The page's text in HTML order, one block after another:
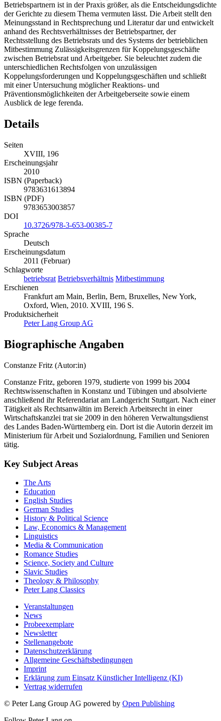
Die Bedeutung von Koppelungsgeschäften zwischen den
Betriebspartnern ist in der Praxis größer, als die Entscheidungsdichte
der Gerichte zu diesem Thema vermuten lässt. Die Arbeit stellt den
Meinungsstand in Rechtsprechung und Literatur dar und entwickelt
anhand des Rechtsverhältnisses der Betriebspartner, der
Rechtsstellung des Betriebsrats und des Systems der betrieblichen
Mitbestimmung Zulässigkeitsgrenzen für Koppelungsgeschäfte
zwischen Betriebsrat und Arbeitgeber. Sie beleuchtet zudem die
unterschiedlichen Rechtsfolgen von unzulässigen
Koppelungsforderungen und Koppelungsgeschäften und schließt
mit einer Untersuchung möglicher Reaktions- und
Präventionsmöglichkeiten der Arbeitgeberseite sowie einem
XVIII, 196
Erscheinungsjahr
2010
ISBN (Paperback)
9783631613894
ISBN (PDF)
10.3726/978-3-653-00385-7
Sprache
Deutsch
Erscheinungsdatum
2011 (Februar)
Schlagworte
betriebsrat
Erschienen
Frankfurt am Main, Berlin, Bern, Bruxelles, New York,
Oxford, Wien, 2010. XVIII, 196 S.
Produktsicherheit
Biographische Angaben
Constanze Fritz, geboren 1979, studierte von 1999 bis 2004
Rechtswissenschaften in Konstanz und Tübingen und absolvierte
anschließend ihr Referendariat am Landgericht Stuttgart. Nach einer
Tätigkeit als Rechtsanwältin im Bereich Arbeitsrecht in einer
Wirtschaftskanzlei trat sie 2009 in den höheren Verwaltungsdienst
des Landes Baden-Württemberg ein. Dort ist die Autorin derzeit im
Ministerium für Arbeit und Sozialordnung, Familien und Senioren
Key Subject Areas
The Arts
Education
English Studies
German Studies
History & Political Science
Law, Economics & Management
Linguistics
Media & Communication
Romance Studies
Science, Society and Culture
Slavic Studies
Theology & Philosophy
Veranstaltungen
News
Probeexemplare
Newsletter
Stellenangebote
Datenschutzerklärung
Allgemeine Geschäftsbedingungen
Imprint
Erklärung zum Einsatz Künstlicher Intelligenz (KI)